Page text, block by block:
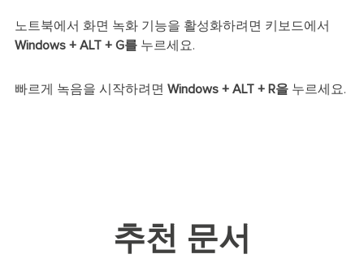
노트북에서 화면 녹화 기능을 활성화하려면 키보드에서
Windows + ALT + G를누르세요.
빠르게 녹음을 시작하려면 Windows + ALT + R을누르세요.
추천 문서